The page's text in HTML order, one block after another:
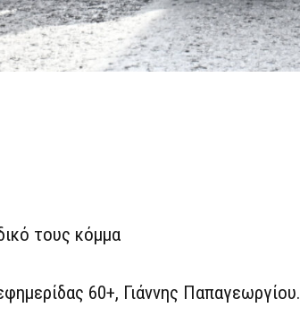
τους κόμμα
60+, Γιάννης Παπαγεωργίου.